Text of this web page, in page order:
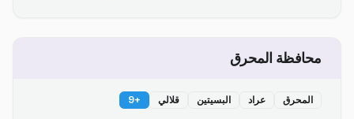
محافظة المحرق
المحرق عراد البسيتين قلالي +
9